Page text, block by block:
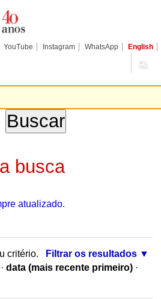
YouTube Instagram WhatsApp English
busca
atualizado.
critério.
Filtrar os resultados
· data (mais recente primeiro) ·